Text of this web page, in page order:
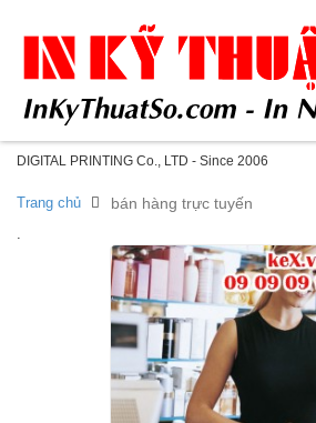
DIGITAL PRINTING Co., LTD - Since 2006
Trang chủ bán hàng trực tuyến
.